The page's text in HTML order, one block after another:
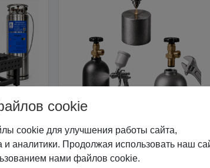
Услуги
cookie
cookie для улучшения работы сайта,
и аналитики. Продолжая использовать наш
нами файлов cookie.